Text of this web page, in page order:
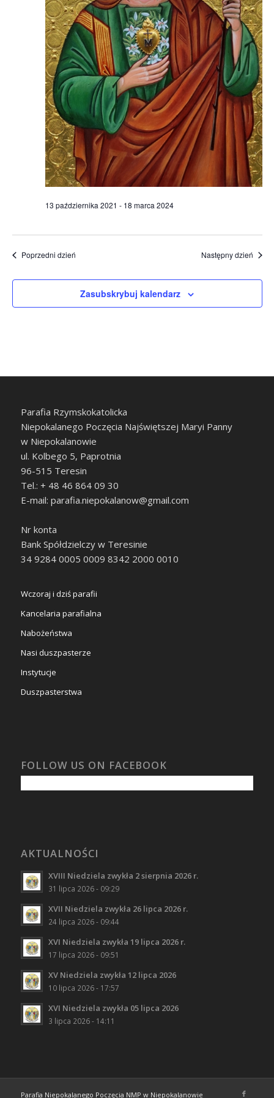
13 października 2021 - 18 marca 2024
Poprzedni dzień Następny dzień
Zasubskrybuj kalendarz
Parafia Rzymskokatolicka
Niepokalanego Poczęcia Najświętszej Maryi Panny
w Niepokalanowie
ul. Kolbego 5, Paprotnia
96-515 Teresin
Tel.: + 48 46 864 09 30
E-mail: parafia.niepokalanow@gmail.com
Nr konta
Bank Spółdzielczy w Teresinie
34 9284 0005 0009 8342 2000 0010
Wczoraj i dziś parafii
Kancelaria parafialna
Nabożeństwa
Nasi duszpasterze
Instytucje
Duszpasterstwa
FOLLOW US ON FACEBOOK
AKTUALNOŚCI
XVIII Niedziela zwykła 2 sierpnia 2026 r.
31 lipca 2026 - 09:29
XVII Niedziela zwykła 26 lipca 2026 r.
24 lipca 2026 - 09:44
XVI Niedziela zwykła 19 lipca 2026 r.
17 lipca 2026 - 09:51
XV Niedziela zwykła 12 lipca 2026
10 lipca 2026 - 17:57
XVI Niedziela zwykła 05 lipca 2026
3 lipca 2026 - 14:11
Parafia Niepokalanego Poczęcia NMP w Niepokalanowie